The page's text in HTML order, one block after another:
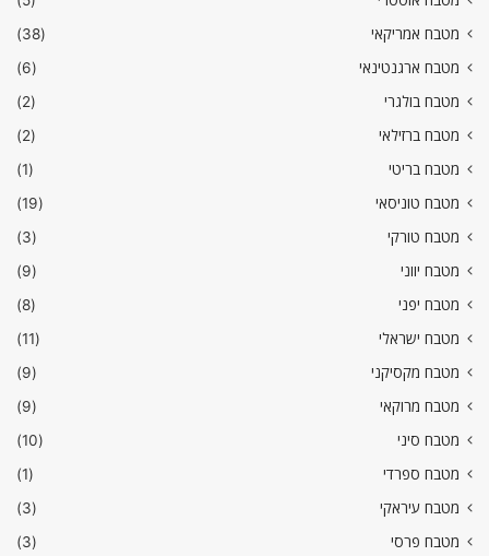
מטבח אמריקאי
(38)
מטבח ארגנטינאי
(6)
מטבח בולגרי
(2)
מטבח ברזילאי
(2)
מטבח בריטי
(1)
מטבח טוניסאי
(19)
מטבח טורקי
(3)
מטבח יווני
(9)
מטבח יפני
(8)
מטבח ישראלי
(11)
מטבח מקסיקני
(9)
מטבח מרוקאי
(9)
מטבח סיני
(10)
מטבח ספרדי
(1)
מטבח עיראקי
(3)
מטבח פרסי
(3)